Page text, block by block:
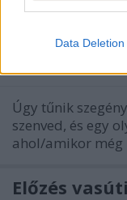
I want to allow
user protection.
Data Deletion
Az időutazó
Úgy tűnik
szenved, és egy
ahol/amikor még
Előzés